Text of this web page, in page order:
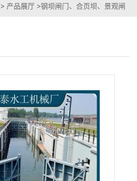
> 产品展厅 >钢坝闸门、合页坝、景观闸